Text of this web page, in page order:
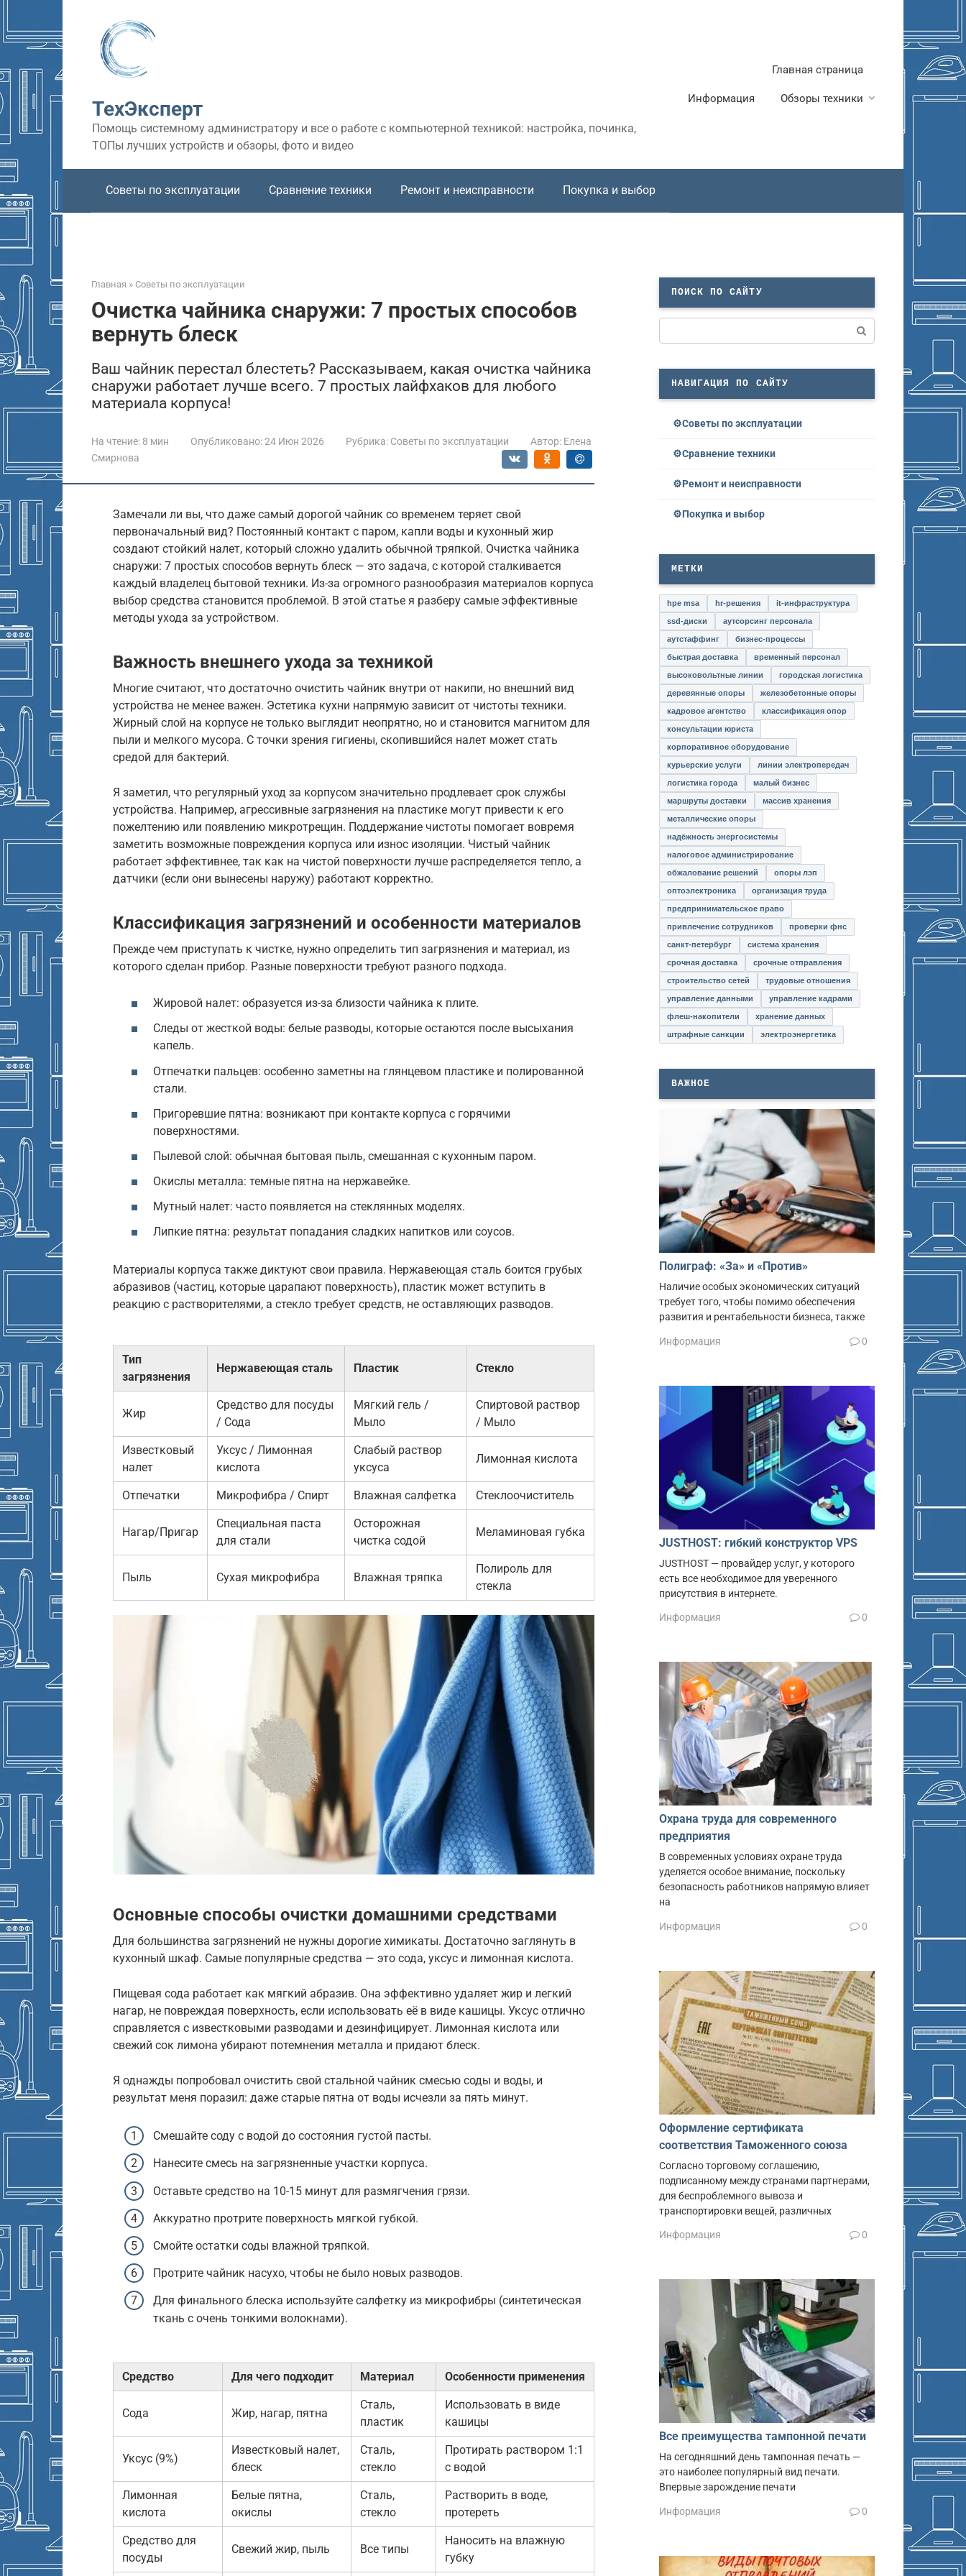
контенту
ТехЭксперт
Помощь системному администратору и все о работе с компьютерной техникой: настройка, починка,
ТОПы лучших устройств и обзоры, фото и видео
Главная страница
Информация Обзоры техники
Советы по эксплуатации Сравнение техники Ремонт и неисправности Покупка и выбор
Главная » Советы по эксплуатации
Очистка чайника снаружи: 7 простых способов
вернуть блеск
Ваш чайник перестал блестеть? Рассказываем, какая очистка чайника
снаружи работает лучше всего. 7 простых лайфхаков для любого
материала корпуса!
На чтение: 8 мин Опубликовано:24 Июн 2026 Рубрика: Советы по эксплуатации Автор: Елена
Смирнова
Замечали ли вы, что даже самый дорогой чайник со временем теряет свой
первоначальный вид? Постоянный контакт с паром, капли воды и кухонный жир
создают стойкий налет, который сложно удалить обычной тряпкой. Очистка чайника
снаружи: 7 простых способов вернуть блеск — это задача, с которой сталкивается
каждый владелец бытовой техники. Из-за огромного разнообразия материалов корпуса
выбор средства становится проблемой. В этой статье я разберу самые эффективные
методы ухода за устройством.
Важность внешнего ухода за техникой
Многие считают, что достаточно очистить чайник внутри от накипи, но внешний вид
устройства не менее важен. Эстетика кухни напрямую зависит от чистоты техники.
Жирный слой на корпусе не только выглядит неопрятно, но и становится магнитом для
пыли и мелкого мусора. С точки зрения гигиены, скопившийся налет может стать
средой для бактерий.
Я заметил, что регулярный уход за корпусом значительно продлевает срок службы
устройства. Например, агрессивные загрязнения на пластике могут привести к его
пожелтению или появлению микротрещин. Поддержание чистоты помогает вовремя
заметить возможные повреждения корпуса или износ изоляции. Чистый чайник
работает эффективнее, так как на чистой поверхности лучше распределяется тепло, а
датчики (если они вынесены наружу) работают корректно.
Классификация загрязнений и особенности материалов
Прежде чем приступать к чистке, нужно определить тип загрязнения и материал, из
которого сделан прибор. Разные поверхности требуют разного подхода.
Жировой налет: образуется из-за близости чайника к плите.
Следы от жесткой воды: белые разводы, которые остаются после высыхания
капель.
Отпечатки пальцев: особенно заметны на глянцевом пластике и полированной
стали.
Пригоревшие пятна: возникают при контакте корпуса с горячими
поверхностями.
Пылевой слой: обычная бытовая пыль, смешанная с кухонным паром.
Окислы металла: темные пятна на нержавейке.
Мутный налет: часто появляется на стеклянных моделях.
Липкие пятна: результат попадания сладких напитков или соусов.
Материалы корпуса также диктуют свои правила. Нержавеющая сталь боится грубых
абразивов (частиц, которые царапают поверхность), пластик может вступить в
реакцию с растворителями, а стекло требует средств, не оставляющих разводов.
Тип
загрязнения
Нержавеющая сталь Пластик Стекло
Жир
Средство для посуды
/ Сода
Мягкий гель /
Мыло
Спиртовой раствор
/ Мыло
Известковый
налет
Уксус / Лимонная
кислота
Слабый раствор
уксуса
Лимонная кислота
Отпечатки Микрофибра / Спирт Влажная салфетка Стеклоочиститель
Нагар/Пригар
Специальная паста
для стали
Осторожная
чистка содой
Меламиновая губка
Пыль Сухая микрофибра Влажная тряпка
Полироль для
стекла
Основные способы очистки домашними средствами
Для большинства загрязнений не нужны дорогие химикаты. Достаточно заглянуть в
кухонный шкаф. Самые популярные средства — это сода, уксус и лимонная кислота.
Пищевая сода работает как мягкий абразив. Она эффективно удаляет жир и легкий
нагар, не повреждая поверхность, если использовать её в виде кашицы. Уксус отлично
справляется с известковыми разводами и дезинфицирует. Лимонная кислота или
свежий сок лимона убирают потемнения металла и придают блеск.
Я однажды попробовал очистить свой стальной чайник смесью соды и воды, и
результат меня поразил: даже старые пятна от воды исчезли за пять минут.
Смешайте соду с водой до состояния густой пасты.
Нанесите смесь на загрязненные участки корпуса.
Оставьте средство на 10-15 минут для размягчения грязи.
Аккуратно протрите поверхность мягкой губкой.
Смойте остатки соды влажной тряпкой.
Протрите чайник насухо, чтобы не было новых разводов.
Для финального блеска используйте салфетку из микрофибры (синтетическая
ткань с очень тонкими волокнами).
Средство Для чего подходит Материал Особенности применения
Сода Жир, нагар, пятна
Сталь,
пластик
Использовать в виде
кашицы
Уксус (9%)
Известковый налет,
блеск
Сталь,
стекло
Протирать раствором 1:1
с водой
Лимонная
кислота
Белые пятна,
окислы
Сталь,
стекло
Растворить в воде,
протереть
Средство для
посуды
Свежий жир, пыль Все типы
Наносить на влажную
губку
ПОИСК ПО САЙТУ
НАВИГАЦИЯ ПО САЙТУ
Советы по эксплуатации
Сравнение техники
Ремонт и неисправности
Покупка и выбор
МЕТКИ
hpe msa hr-решения it-инфраструктура
ssd-диски аутсорсинг персонала
аутстаффинг бизнес-процессы
быстрая доставка временный персонал
высоковольтные линии городская логистика
деревянные опоры железобетонные опоры
кадровое агентство классификация опор
консультации юриста
корпоративное оборудование
курьерские услуги линии электропередач
логистика города малый бизнес
маршруты доставки массив хранения
металлические опоры
надёжность энергосистемы
налоговое администрирование
обжалование решений опоры лэп
оптоэлектроника организация труда
предпринимательское право
привлечение сотрудников проверки фнс
санкт-петербург система хранения
срочная доставка срочные отправления
строительство сетей трудовые отношения
управление данными управление кадрами
флеш-накопители хранение данных
штрафные санкции электроэнергетика
ВАЖНОЕ
Полиграф: «За» и «Против»
Наличие особых экономических ситуаций
требует того, чтобы помимо обеспечения
развития и рентабельности бизнеса, также
Информация 0
JUSTHOST: гибкий конструктор VPS
JUSTHOST — провайдер услуг, у которого
есть все необходимое для уверенного
присутствия в интернете.
Информация 0
Охрана труда для современного
предприятия
В современных условиях охране труда
уделяется особое внимание, поскольку
безопасность работников напрямую влияет
на
Информация 0
Оформление сертификата
соответствия Таможенного союза
Согласно торговому соглашению,
подписанному между странами партнерами,
для беспроблемного вывоза и
транспортировки вещей, различных
Информация 0
Все преимущества тампонной печати
На сегодняшний день тампонная печать —
это наиболее популярный вид печати.
Впервые зарождение печати
Информация 0